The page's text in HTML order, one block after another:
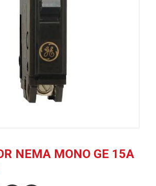
NEMA MONO GE 15A